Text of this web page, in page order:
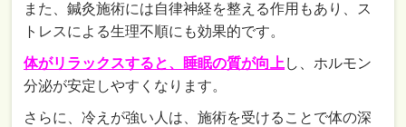
また、鍼灸施術には自律神経を整える作用もあり、ス
トレスによる生理不順にも効果的です。
体がリラックスすると、睡眠の質が向上し、ホルモン
分泌が安定しやすくなります。
さらに、冷えが強い人は、施術を受けることで体の深